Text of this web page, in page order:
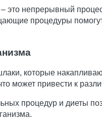
это непрерывный
процедуры
которые
может привести к
процедур и диеты